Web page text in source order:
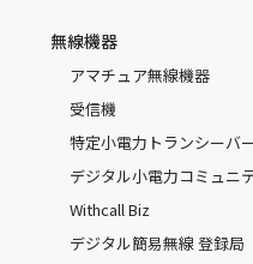
無線機器
アマチュア無線機器
受信機
特定小電力トランシーバ
デジタル小電力コミュニ
Withcall Biz
デジタル簡易無線 登録局